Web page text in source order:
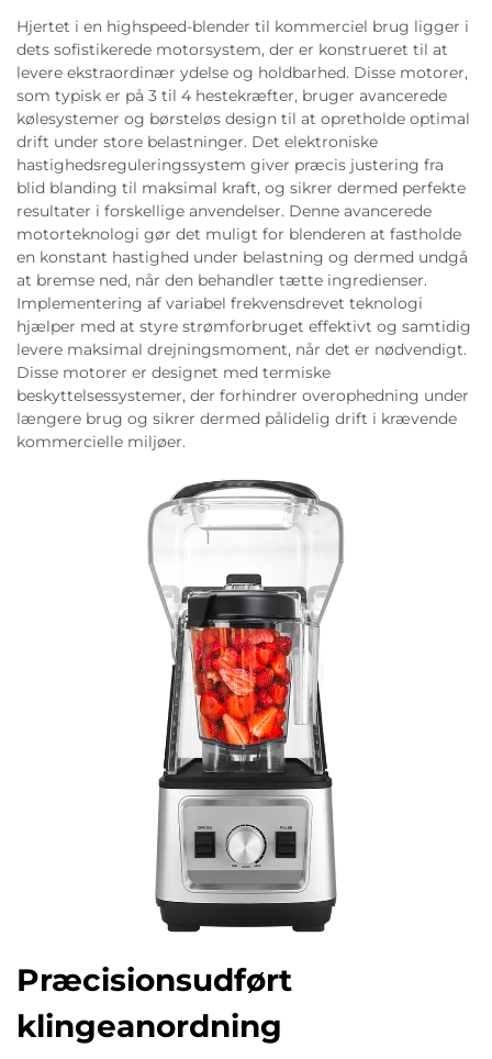
Hjertet i en highspeed-blender til kommerciel brug ligger i
dets sofistikerede motorsystem, der er konstrueret til at
levere ekstraordinær ydelse og holdbarhed. Disse motorer,
som typisk er på 3 til 4 hestekræfter, bruger avancerede
kølesystemer og børsteløs design til at opretholde optimal
drift under store belastninger. Det elektroniske
hastighedsreguleringssystem giver præcis justering fra
blid blanding til maksimal kraft, og sikrer dermed perfekte
resultater i forskellige anvendelser. Denne avancerede
motorteknologi gør det muligt for blenderen at fastholde
en konstant hastighed under belastning og dermed undgå
at bremse ned, når den behandler tætte ingredienser.
Implementering af variabel frekvensdrevet teknologi
hjælper med at styre strømforbruget effektivt og samtidig
levere maksimal drejningsmoment, når det er nødvendigt.
Disse motorer er designet med termiske
beskyttelsessystemer, der forhindrer overophedning under
længere brug og sikrer dermed pålidelig drift i krævende
kommercielle miljøer.
Præcisionsudført
klingeanordning